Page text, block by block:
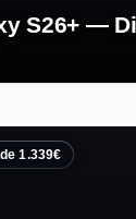
S26+ —
1.339€